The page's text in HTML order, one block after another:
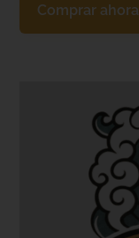
Comprar ahora